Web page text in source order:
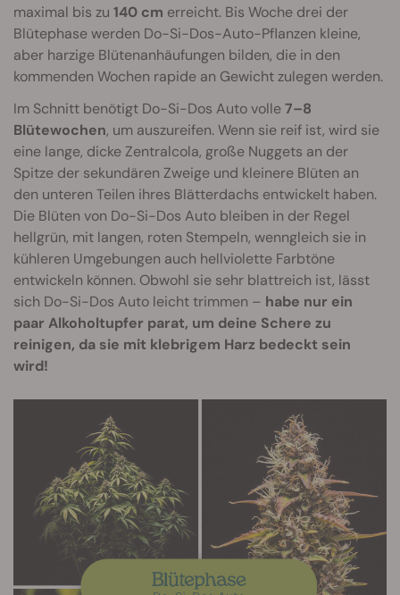
maximal bis zu 140 cm erreicht. Bis Woche drei der
Blütephase werden Do-Si-Dos-Auto-Pflanzen kleine,
aber harzige Blütenanhäufungen bilden, die in den
kommenden Wochen rapide an Gewicht zulegen werden.
Im Schnitt benötigt Do-Si-Dos Auto volle7–8
Blütewochen, um auszureifen. Wenn sie reif ist, wird sie
eine lange, dicke Zentralcola, große Nuggets an der
Spitze der sekundären Zweige und kleinere Blüten an
den unteren Teilen ihres Blätterdachs entwickelt haben.
Die Blüten von Do-Si-Dos Auto bleiben in der Regel
hellgrün, mit langen, roten Stempeln, wenngleich sie in
kühleren Umgebungen auch hellviolette Farbtöne
entwickeln können. Obwohl sie sehr blattreich ist, lässt
sich Do-Si-Dos Auto leicht trimmen – habe nur ein
paar Alkoholtupfer parat, um deine Schere zu
reinigen, da sie mit klebrigem Harz bedeckt sein
wird!